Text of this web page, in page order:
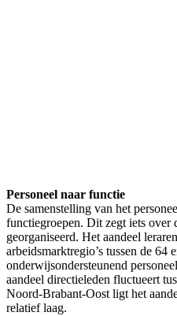
Personeel naar functie
De samenstelling van het
functiegroepen. Dit zegt iets over
georganiseerd. Het aandeel
arbeidsmarktregio’s tussen de 64
onderwijsondersteunend
aandeel directieleden fluctueert
Noord-Brabant-Oost ligt het
relatief laag.